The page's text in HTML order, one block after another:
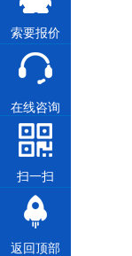
索要报价
在线咨询
扫一扫
返回顶部